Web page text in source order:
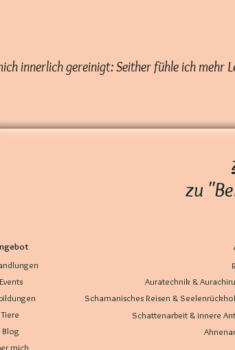
innerlich gereinigt: Seither fühle ich mehr
zu
Events
Tiere
Blog
mich
Auratechnik &
Schamanisches Reisen &
Schattenarbeit & innere